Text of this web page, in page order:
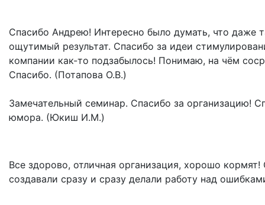
Спасибо Андрею! Интересно было думать, что даже
ощутимый результат. Спасибо за идеи
компании как-то подзабылось! Понимаю, на чём
Спасибо. (Потапова О.В.)
Замечательный семинар. Спасибо за организацию!
юмора. (Юкиш И.М.)
Все здорово, отличная организация, хорошо
создавали сразу и сразу делали работу над